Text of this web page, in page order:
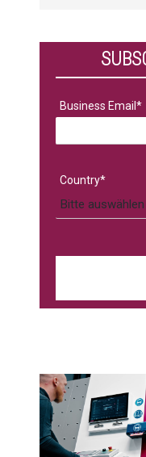
Business Email *
Country*